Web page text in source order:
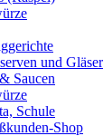
und Gläser
Saucen
Schule
Shop